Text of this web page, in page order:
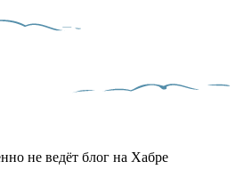
не ведёт блог на Хабре